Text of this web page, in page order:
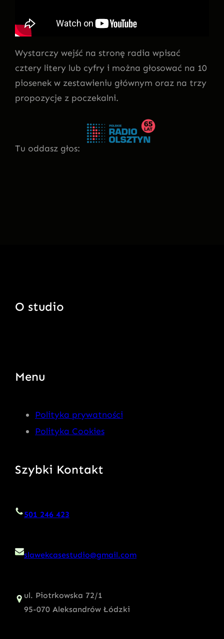
Wystarczy wejść na stronę radia wpisać
cztery litery lub cyfry i można głosować na 10
piosenek w zestawieniu głównym oraz na trzy
propozycje z poczekalni.
Tu oddasz głos:
O studio
Menu
Polityka prywatności
Polityka Cookies
Szybki Kontakt
501 246 423
slawekcasestudio@gmail.com
ul. Piotrkowska 72/1
95-070 Aleksandrów Łódzki